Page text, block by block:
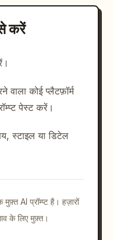
करें
कोई प्लैटफ़ॉर्म
पेस्ट करें।
स्टाइल या डिटेल
AI प्रॉम्प्ट है। हज़ारों
के लिए मुफ़्त।